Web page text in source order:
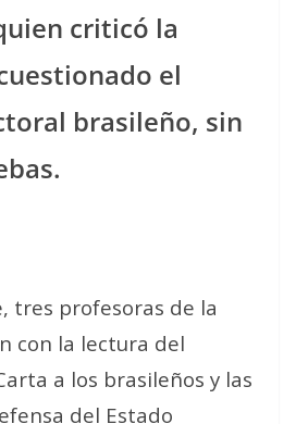
criticó la
el
brasileño, sin
tres profesoras de la
con la lectura del
a los brasileños y las
del Estado